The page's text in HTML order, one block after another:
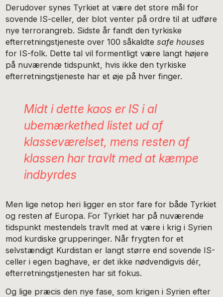
Derudover synes Tyrkiet at være det store mål for
sovende IS-celler, der blot venter på ordre til at udføre
nye terrorangreb. Sidste år fandt den tyrkiske
efterretningstjeneste over 100 såkaldtesafe houses
for IS-folk. Dette tal vil formentligt være langt højere
på nuværende tidspunkt, hvis ikke den tyrkiske
efterretningstjeneste har et øje på hver finger.
Midt i dette kaos er IS i al
ubemærkethed listet ud af
klasseværelset, mens resten af
klassen har travlt med at kæmpe
indbyrdes
Men lige netop heri ligger en stor fare for både Tyrkiet
og resten af Europa. For Tyrkiet har på nuværende
tidspunkt mestendels travlt med at være i krig i Syrien
mod kurdiske grupperinger. Når frygten for et
selvstændigt Kurdistan er langt større end sovende IS-
celler i egen baghave, er det ikke nødvendigvis dér,
efterretningstjenesten har sit fokus.
Og lige præcis den nye fase, som krigen i Syrien efter